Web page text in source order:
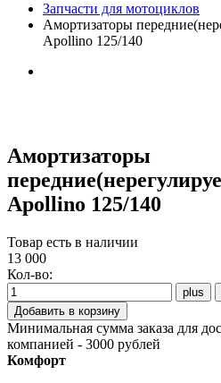
Запчасти для мотоциклов
Амортизаторы
Apollino 125/140
Амортизаторы
Apollino 125/140
Товар есть в наличии
13 000
Кол-во:
Минимальная сумма заказа для
компанией - 3000 рублей
Комфорт